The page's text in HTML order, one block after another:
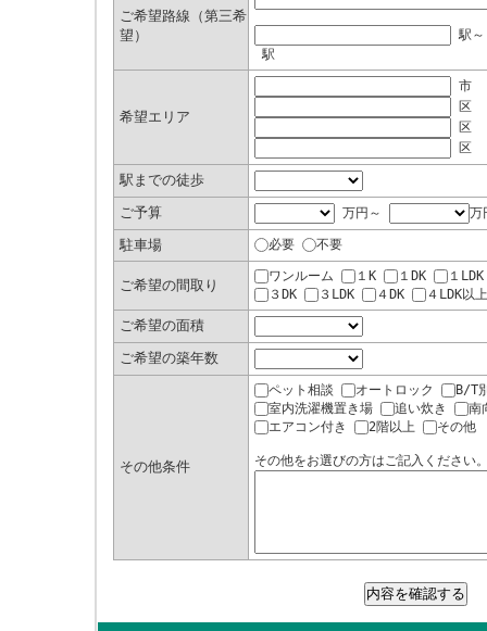
ご希望路線（第三希
望）
駅
駅
希望エリア
市
区
区
区
駅までの徒歩
ご予算
万円～ 万
駐車場 必要 不要
ご希望の間取り
ワンルーム １K １DK
１LDK
３DK
３LDK ４DK ４LDK以上
ご希望の面積
ご希望の築年数
その他条件
ペット相談 オートロック
B/T
室内洗濯機置き場
追い炊き
南
エアコン付き
2階以上 その他
その他をお選びの方はご記入ください